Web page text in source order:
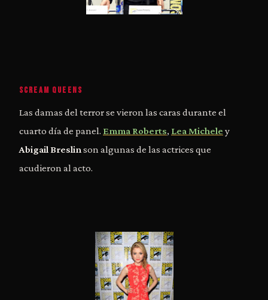
SCREAM QUEENS
Las damas del terror se vieron las caras durante el
cuarto día de panel. Emma Roberts, Lea Michele y
Abigail Breslinson algunas de las actrices que
acudieron al acto.